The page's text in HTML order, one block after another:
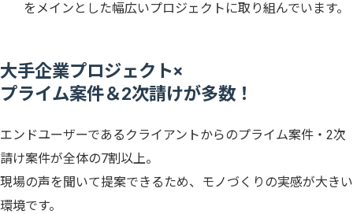
をメインとした幅広いプロジェクトに取り組んでいます。
大手企業プロジェクト×
プライム案件＆2次請けが多数！
エンドユーザーであるクライアントからのプライム案件・2次
請け案件が全体の7割以上。
現場の声を聞いて提案できるため、モノづくりの実感が大きい
環境です。